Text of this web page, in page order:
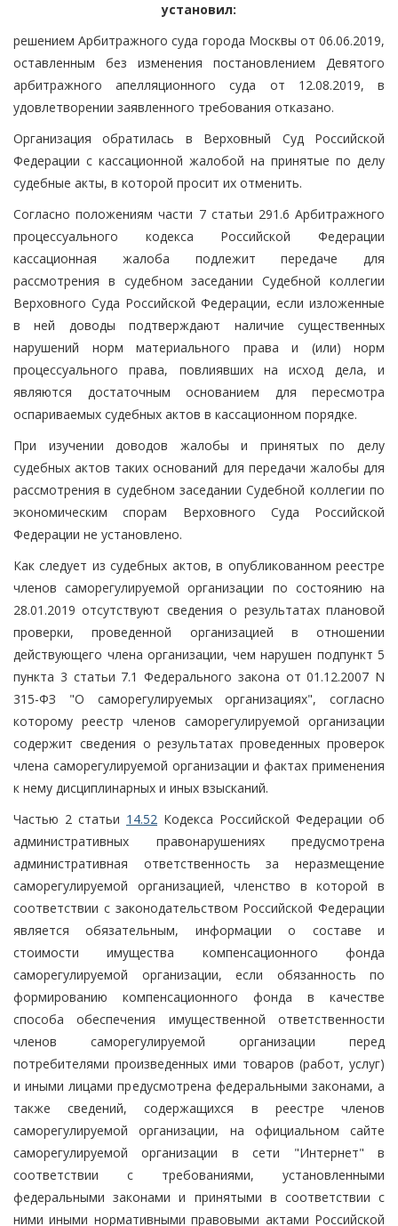
установил:
решением Арбитражного суда города Москвы от 06.06.2019,
оставленным без изменения постановлением Девятого
арбитражного апелляционного суда от 12.08.2019, в
удовлетворении заявленного требования отказано.
Организация обратилась в Верховный Суд Российской
Федерации с кассационной жалобой на принятые по делу
судебные акты, в которой просит их отменить.
Согласно положениям части 7 статьи 291.6 Арбитражного
процессуального кодекса Российской Федерации
кассационная жалоба подлежит передаче для
рассмотрения в судебном заседании Судебной коллегии
Верховного Суда Российской Федерации, если изложенные
в ней доводы подтверждают наличие существенных
нарушений норм материального права и (или) норм
процессуального права, повлиявших на исход дела, и
являются достаточным основанием для пересмотра
оспариваемых судебных актов в кассационном порядке.
При изучении доводов жалобы и принятых по делу
судебных актов таких оснований для передачи жалобы для
рассмотрения в судебном заседании Судебной коллегии по
экономическим спорам Верховного Суда Российской
Федерации не установлено.
Как следует из судебных актов, в опубликованном реестре
членов саморегулируемой организации по состоянию на
28.01.2019 отсутствуют сведения о результатах плановой
проверки, проведенной организацией в отношении
действующего члена организации, чем нарушен подпункт 5
пункта 3 статьи 7.1 Федерального закона от 01.12.2007 N
315-ФЗ "О саморегулируемых организациях", согласно
которому реестр членов саморегулируемой организации
содержит сведения о результатах проведенных проверок
члена саморегулируемой организации и фактах применения
к нему дисциплинарных и иных взысканий.
Частью 2 статьи 14.52 Кодекса Российской Федерации об
административных правонарушениях предусмотрена
административная ответственность за неразмещение
саморегулируемой организацией, членство в которой в
соответствии с законодательством Российской Федерации
является обязательным, информации о составе и
стоимости имущества компенсационного фонда
саморегулируемой организации, если обязанность по
формированию компенсационного фонда в качестве
способа обеспечения имущественной ответственности
членов саморегулируемой организации перед
потребителями произведенных ими товаров (работ, услуг)
и иными лицами предусмотрена федеральными законами, а
также сведений, содержащихся в реестре членов
саморегулируемой организации, на официальном сайте
саморегулируемой организации в сети "Интернет" в
соответствии с требованиями, установленными
федеральными законами и принятыми в соответствии с
ними иными нормативными правовыми актами Российской